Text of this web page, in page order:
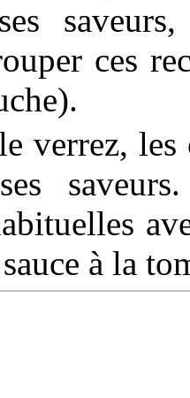
ces
verrez, les
à la